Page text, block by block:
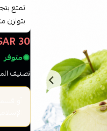
تمتع
بتوازن
30 SAR
متوفر
تصنيف